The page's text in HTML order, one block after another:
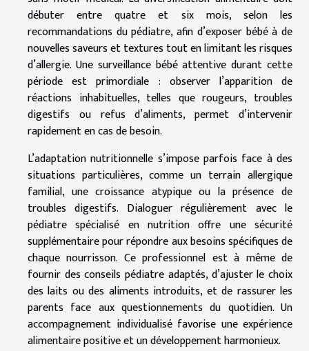
débuter entre quatre et six mois, selon les
recommandations du pédiatre, afin d’exposer bébé à de
nouvelles saveurs et textures tout en limitant les risques
d’allergie. Une surveillance bébé attentive durant cette
période est primordiale : observer l’apparition de
réactions inhabituelles, telles que rougeurs, troubles
digestifs ou refus d’aliments, permet d’intervenir
rapidement en cas de besoin.
L’adaptation nutritionnelle s’impose parfois face à des
situations particulières, comme un terrain allergique
familial, une croissance atypique ou la présence de
troubles digestifs. Dialoguer régulièrement avec le
pédiatre spécialisé en nutrition offre une sécurité
supplémentaire pour répondre aux besoins spécifiques de
chaque nourrisson. Ce professionnel est à même de
fournir des conseils pédiatre adaptés, d’ajuster le choix
des laits ou des aliments introduits, et de rassurer les
parents face aux questionnements du quotidien. Un
accompagnement individualisé favorise une expérience
alimentaire positive et un développement harmonieux.